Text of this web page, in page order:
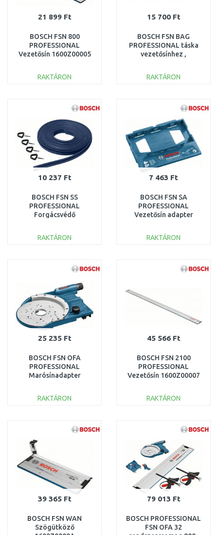
21 899 Ft
BOSCH FSN 800
PROFESSIONAL
Vezetősín 1600Z00005
RAKTÁRON
Összehasonlítás
15 700 Ft
BOSCH FSN BAG
PROFESSIONAL táska
vezetősínhez ,
RAKTÁRON
Összehasonlítás
10 237 Ft
BOSCH FSN SS
PROFESSIONAL
Forgácsvédő
RAKTÁRON
Összehasonlítás
7 463 Ft
BOSCH FSN SA
PROFESSIONAL
Vezetősín adapter
RAKTÁRON
Összehasonlítás
25 235 Ft
BOSCH FSN OFA
PROFESSIONAL
Marósínadapter
RAKTÁRON
Összehasonlítás
45 566 Ft
BOSCH FSN 2100
PROFESSIONAL
Vezetősín 1600Z00007
RAKTÁRON
Összehasonlítás
39 365 Ft
BOSCH FSN WAN
Szögütköző
79 013 Ft
BOSCH PROFESSIONAL
FSN OFA 32